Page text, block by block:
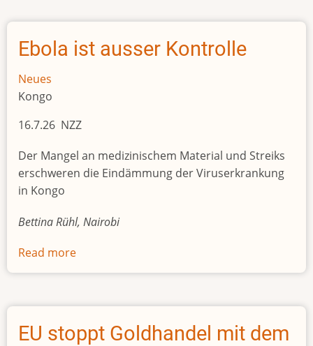
Tigray
in
der
Ebola ist ausser Kontrolle
Neues
Kongo
16.7.26 NZZ
Der Mangel an medizinischem Material und Streiks
erschweren die Eindämmung der Viruserkrankung
in Kongo
Bettina Rühl, Nairobi
Read more
Ebola
ausser
Kontrolle
EU stoppt Goldhandel mit dem